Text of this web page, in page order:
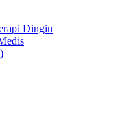
Dingin